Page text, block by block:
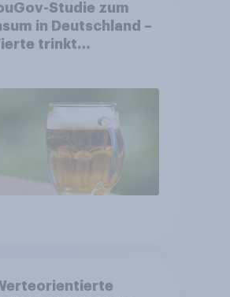
Studie zum
in Deutschland –
trinkt
um über 23 Prozent